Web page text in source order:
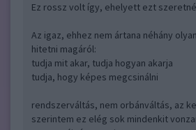
Ez rossz volt így, ehelyett ezt
Az igaz, ehhez nem ártana néhány
hitetni magáról:
tudja mit akar, tudja hogyan akarja
tudja, hogy képes megcsinálni
rendszerváltás, nem orbánváltás, az
szerintem ez elég sok mindenkit